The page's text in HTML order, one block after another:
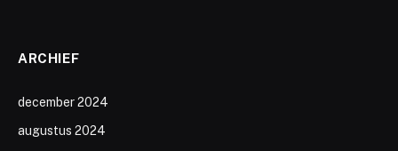
ARCHIEF
december 2024
augustus 2024